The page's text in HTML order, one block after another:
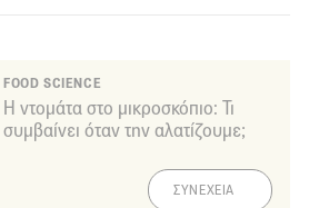
FOOD SCIENCE
Η ντομάτα στο μικροσκόπιο: Τι
συμβαίνει όταν την αλατίζουμε;
ΣΥΝΕΧΕΙΑ